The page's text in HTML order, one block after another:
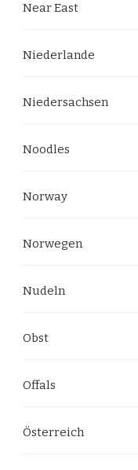
Near East
Niederlande
Niedersachsen
Noodles
Norway
Norwegen
Nudeln
Obst
Offals
Österreich